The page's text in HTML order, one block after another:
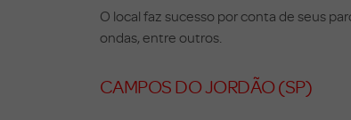
O local faz sucesso por conta de seus
ondas, entre outros.
CAMPOS DO JORDÃO (SP)